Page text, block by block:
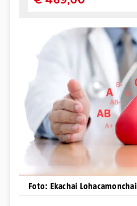
Foto: Ekachai Lohacamonchai